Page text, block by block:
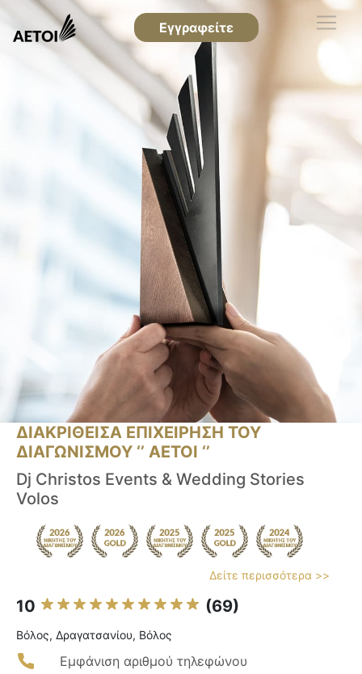
Εγγραφείτε
ΔΙΑΚΡΙΘΕΙΣΑ ΕΠΙΧΕΙΡΗΣΗ ΤΟΥ
ΔΙΑΓΩΝΙΣΜΟΥ ‘’ ΑΕΤΟΙ ‘’
Dj Christos Events & Wedding Stories
Volos
Δείτε περισσότερα >>
10 (69)
Βόλος, Δραγατσανίου, Βόλος
Εμφάνιση αριθμού τηλεφώνου